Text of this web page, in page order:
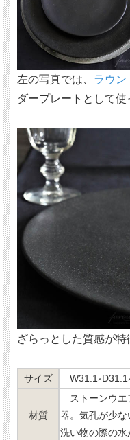
左の写真では、 ラウン
ダープレートとして使
ざらっとした質感が特
サイズ W31.1×D31.1
材質
ストーンウエ
器。気孔が少
洗い物の際の水